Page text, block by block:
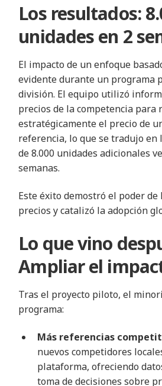
Los resultados:
unidades en 2
El impacto de un enfoque
evidente durante un programa
división. El equipo utilizó
precios de la competencia para
estratégicamente el precio de
referencia, lo que se tradujo en
de 8.000 unidades adicionales
semanas.
Este éxito demostró el poder
precios y catalizó la adopción
Lo que vino
Ampliar el
Tras el proyecto piloto, el
programa:
Más referencias
nuevos competidores
plataforma, ofreciendo
toma de decisiones sobre